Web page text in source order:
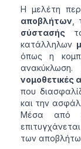
Η μελέτη
αποβλήτων ,
σύστασής
κατάλληλων
όπως η
νομοθετικές
που
και την
Μέσα από
των